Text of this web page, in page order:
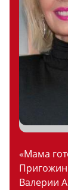
«Мама
Пригожин
Валерии